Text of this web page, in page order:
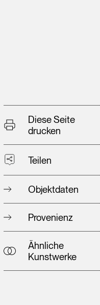
Diese Seite
drucken
Teilen
Objektdaten
Provenienz
Ähnliche
Kunstwerke